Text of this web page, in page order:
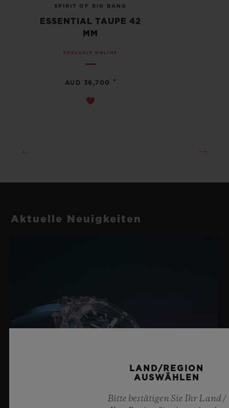
SPIRIT OF BIG BANG
ESSENTIAL TAUPE 42
MM
EXKLUSIV ONLINE
AUD 36,700 •
Aktuelle Neuigkeiten
LAND/REGION
AUSWÄHLEN
Bitte bestätigen Sie Ihr Land /